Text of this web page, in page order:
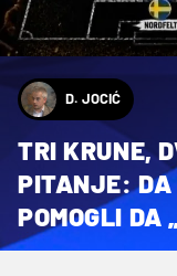
D. JOCIĆ
TRI KRUNE,
PITANJE: DA
POMOGLI DA